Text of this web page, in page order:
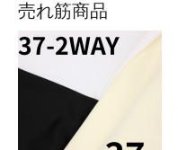
売れ筋商品